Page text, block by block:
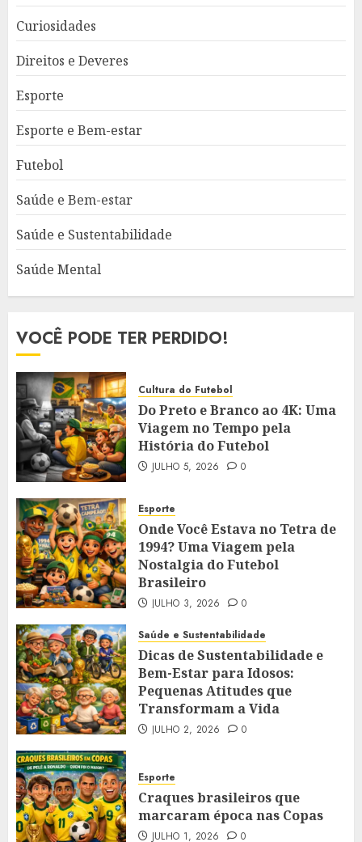
Curiosidades
Direitos e Deveres
Esporte
Esporte e Bem-estar
Futebol
Saúde e Bem-estar
Saúde e Sustentabilidade
Saúde Mental
VOCÊ PODE TER PERDIDO!
Cultura do Futebol
Do Preto e Branco ao 4K: Uma
Viagem no Tempo pela
História do Futebol
JULHO 5, 2026 0
Esporte
Onde Você Estava no Tetra de
1994? Uma Viagem pela
Nostalgia do Futebol
Brasileiro
JULHO 3, 2026 0
Saúde e Sustentabilidade
Dicas de Sustentabilidade e
Bem-Estar para Idosos:
Pequenas Atitudes que
Transformam a Vida
JULHO 2, 2026 0
Esporte
Craques brasileiros que
marcaram época nas Copas
JULHO 1, 2026 0